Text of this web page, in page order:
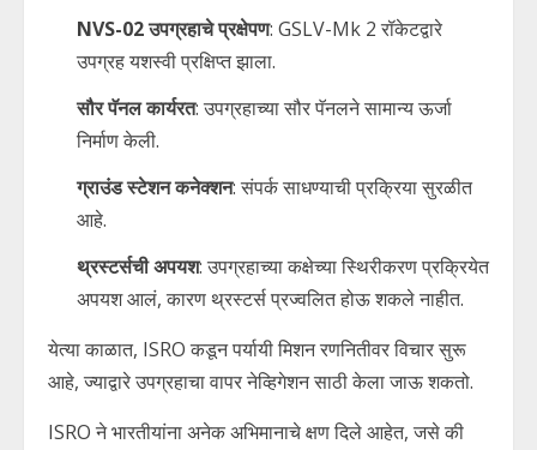
NVS-02 उपग्रहाचे प्रक्षेपण: GSLV-Mk 2 रॉकेटद्वारे
उपग्रह यशस्वी प्रक्षिप्त झाला.
सौर पॅनल कार्यरत: उपग्रहाच्या सौर पॅनलने सामान्य ऊर्जा
निर्माण केली.
ग्राउंड स्टेशन कनेक्शन: संपर्क साधण्याची प्रक्रिया सुरळीत
आहे.
थ्रस्टर्सची अपयश: उपग्रहाच्या कक्षेच्या स्थिरीकरण प्रक्रियेत
अपयश आलं, कारण थ्रस्टर्स प्रज्वलित होऊ शकले नाहीत.
येत्या काळात, ISRO कडून पर्यायी मिशन रणनितीवर विचार सुरू
आहे, ज्याद्वारे उपग्रहाचा वापर नेव्हिगेशन साठी केला जाऊ शकतो.
ISRO ने भारतीयांना अनेक अभिमानाचे क्षण दिले आहेत, जसे की